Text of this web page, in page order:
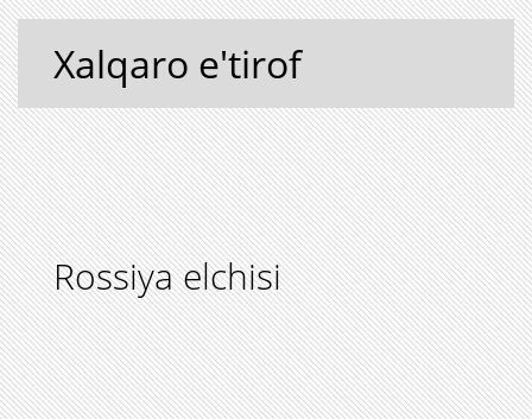
Xalqaro e'tirof
Rossiya elchisi